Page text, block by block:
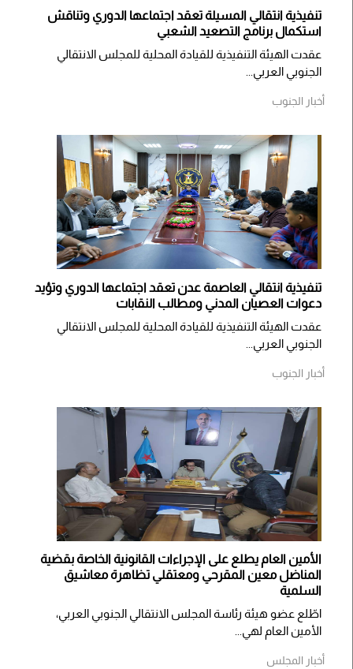
تنفيذية انتقالي المسيلة تعقد اجتماعها الدوري وتناقش
استكمال برنامج التصعيد الشعبي
عقدت الهيئة التنفيذية للقيادة المحلية للمجلس الانتقالي
الجنوبي العربي...
أخبار الجنوب
تنفيذية انتقالي العاصمة عدن تعقد اجتماعها الدوري وتؤيد
دعوات العصيان المدني ومطالب النقابات
​عقدت الهيئة التنفيذية للقيادة المحلية للمجلس الانتقالي
الجنوبي العربي...
أخبار الجنوب
الأمين العام يطلع على الإجراءات القانونية الخاصة بقضية
المناضل معين المقرحي ومعتقلي تظاهرة معاشيق
السلمية
اطّلع عضو هيئة رئاسة المجلس الانتقالي الجنوبي العربي،
الأمين العام لهي...
أخبار المجلس